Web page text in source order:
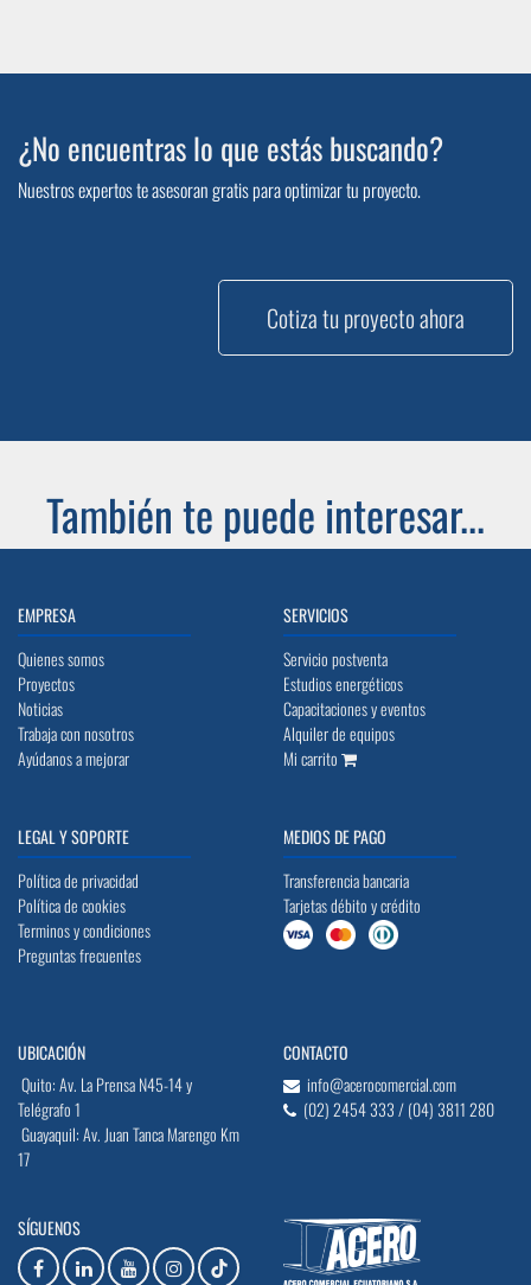
¿No encuentras lo que estás buscando?
Nuestros expertos te asesoran gratis para optimizar tu proyecto.
Cotiza tu proyecto ahora
También te puede interesar...
EMPRESA
Quienes somos
Proyectos
Noticias
Trabaja con nosotros
Ayúdanos a mejorar
SERVICIOS
Servicio postventa
Estudios energéticos
Capacitaciones y eventos
Alquiler de equipos
Mi carrito
LEGAL Y SOPORTE
Política de privacidad
Política de cookies
Terminos y condiciones
Preguntas frecuentes
MEDIOS DE PAGO
Transferencia bancaria
Tarjetas débito y crédito
UBICACIÓN
Quito: Av. La Prensa N45-14 y
Telégrafo 1
Guayaquil: Av. Juan Tanca Marengo Km
17
CONTACTO
info@acerocomercial.com
(02) 2454 333 / (04) 3811 280
SÍGUENOS